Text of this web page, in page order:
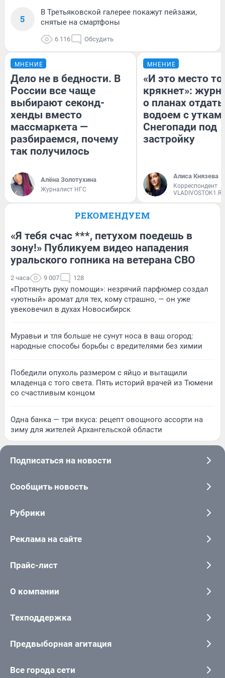
5
В Третьяковской галерее покажут пейзажи,
снятые на смартфоны
6 116 Обсудить
МНЕНИЕ
Дело не в бедности. В
России все чаще
выбирают секонд-
хенды вместо
массмаркета —
разбираемся, почему
так получилось
Алёна Золотухина
Журналист НГС
МНЕНИЕ
«И это место
крякнет»:
о планах отдать
водоем с
Снегопади под
застройку
Алиса Князева
Корреспондент
VLADIVOSTOK1.RU
РЕКОМЕНДУЕМ
«Я тебя счас ***, петухом поедешь в
зону!» Публикуем видео нападения
уральского гопника на ветерана СВО
2 часа 9 007 128
«Протянуть руку помощи»: незрячий парфюмер создал
«уютный» аромат для тех, кому страшно, — он уже
увековечил в духах Новосибирск
Муравьи и тля больше не сунут носа в ваш огород:
народные способы борьбы с вредителями без химии
Победили опухоль размером с яйцо и вытащили
младенца с того света. Пять историй врачей из Тюмени
со счастливым концом
Одна банка — три вкуса: рецепт овощного ассорти на
зиму для жителей Архангельской области
Подписаться на новости
Сообщить новость
Рубрики
Реклама на сайте
Прайс-лист
О компании
Техподдержка
Предвыборная агитация
Все города сети